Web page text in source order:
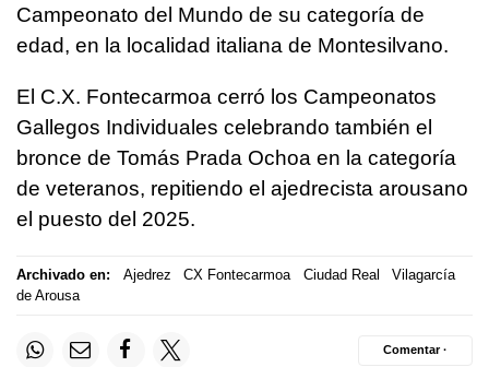
Campeonato del Mundo de su categoría de
edad, en la localidad italiana de Montesilvano.
El C.X. Fontecarmoa cerró los Campeonatos
Gallegos Individuales celebrando también el
bronce de Tomás Prada Ochoa en la categoría
de veteranos, repitiendo el ajedrecista arousano
el puesto del 2025.
Archivado en: Ajedrez CX Fontecarmoa Ciudad Real
Vilagarcía
de Arousa
Comentar ·